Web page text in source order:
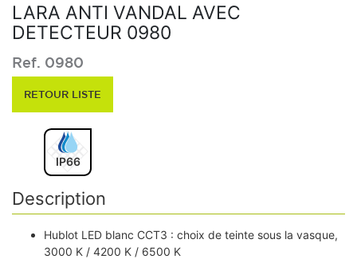
LARA ANTI VANDAL AVEC
DETECTEUR 0980
Ref. 0980
RETOUR LISTE
IP66
Description
Hublot LED blanc CCT3 : choix de teinte sous la vasque,
3000 K / 4200 K / 6500 K